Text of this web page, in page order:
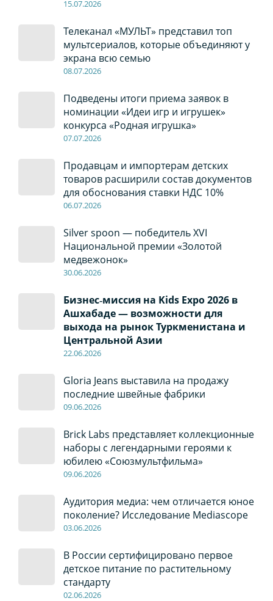
15.07.2026
Телеканал «МУЛЬТ» представил топ
мультсериалов, которые объединяют у
экрана всю семью
08.07.2026
Подведены итоги приема заявок в
номинации «Идеи игр и игрушек»
конкурса «Родная игрушка»
07.07.2026
Продавцам и импортерам детских
товаров расширили состав документов
для обоснования ставки НДС 10%
06.07.2026
Silver spoon — победитель XVI
Национальной премии «Золотой
медвежонок»
30.06.2026
Бизнес‑миссия на Kids Expo 2026 в
Ашхабаде — возможности для
выхода на рынок Туркменистана и
Центральной Азии
22.06.2026
Gloria Jeans выставила на продажу
последние швейные фабрики
09.06.2026
Brick Labs представляет коллекционные
наборы с легендарными героями к
юбилею «Союзмультфильма»
09.06.2026
Аудитория медиа: чем отличается юное
поколение? Исследование Mediascope
03.06.2026
В России сертифицировано первое
детское питание по растительному
стандарту
02.06.2026